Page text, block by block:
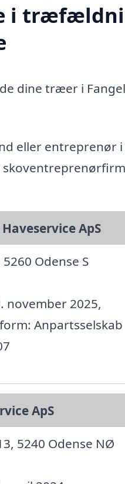
i
dine træer i
eller entreprenør i
ApS
Odense S
november 2025,
Anpartsselskab
ApS
5240 Odense NØ